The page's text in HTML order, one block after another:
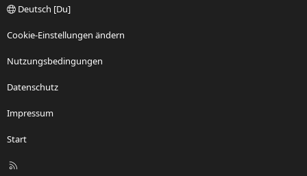
Deutsch [Du]
Cookie-Einstellungen ändern
Nutzungsbedingungen
Datenschutz
Impressum
Start
R